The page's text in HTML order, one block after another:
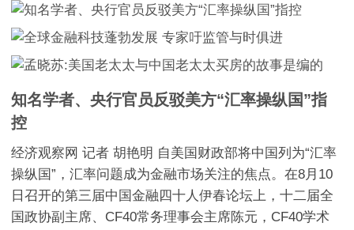
知名学者、央行官员反驳美方“汇率操纵国”指
控
经济观察网 记者 胡艳明 自美国财政部将中国列为“汇率
操纵国”，汇率问题成为金融市场关注的焦点。在8月10
日召开的第三届中国金融四十人伊春论坛上，十二届全
国政协副主席、CF40常务理事会主席陈元，CF40学术